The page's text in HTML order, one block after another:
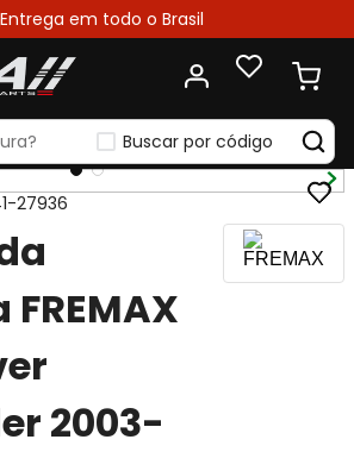
Entrega em todo o Brasil
Buscar por código
27936
2003-